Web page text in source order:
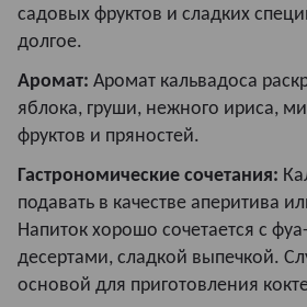
садовых фруктов и сладких
долгое.
Аромат: Аромат кальвадоса
яблока, груши, нежного ириса,
фруктов и пряностей.
Гастрономические сочетания:
подавать в качестве аперитива
Напиток хорошо сочетается с
десертами, сладкой выпечкой.
основой для приготовления